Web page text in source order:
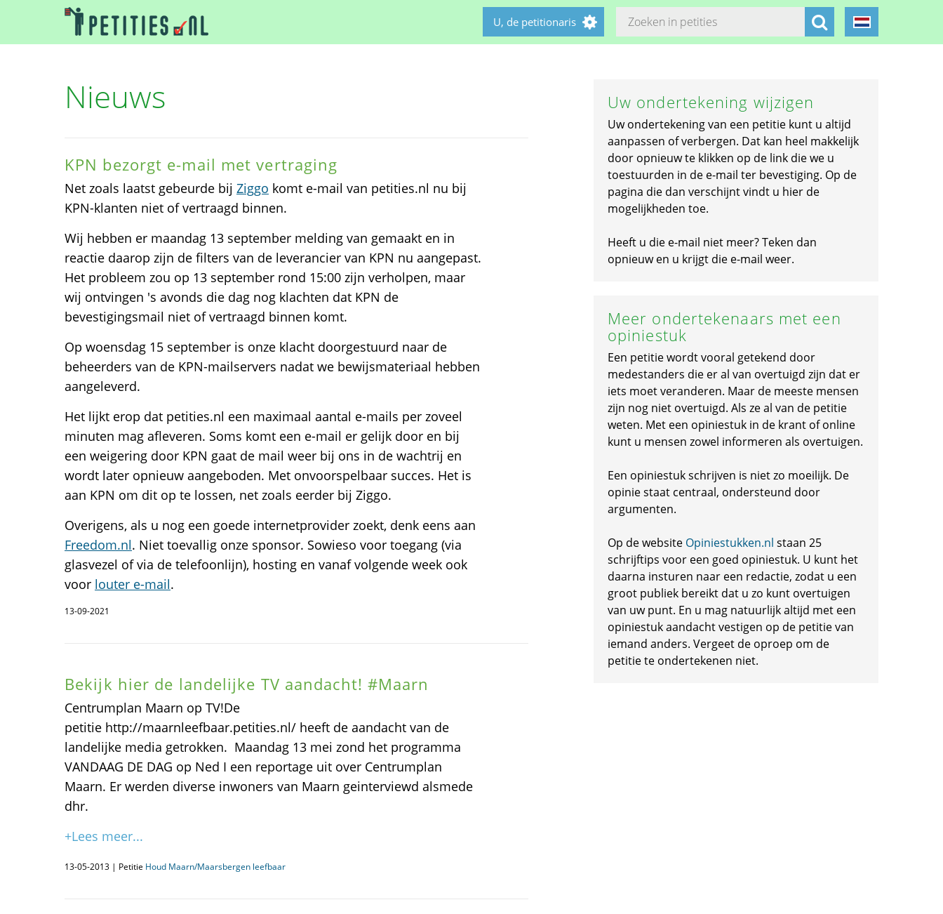
U, de petitionaris
Nieuws
KPN bezorgt e-mail met vertraging
Net zoals laatst gebeurde bij Ziggo komt e-mail van petities.nl nu bij
KPN-klanten niet of vertraagd binnen.
Wij hebben er maandag 13 september melding van gemaakt en in
reactie daarop zijn de filters van de leverancier van KPN nu aangepast.
Het probleem zou op 13 september rond 15:00 zijn verholpen, maar
wij ontvingen 's avonds die dag nog klachten dat KPN de
bevestigingsmail niet of vertraagd binnen komt.
Op woensdag 15 september is onze klacht doorgestuurd naar de
beheerders van de KPN-mailservers nadat we bewijsmateriaal hebben
aangeleverd.
Het lijkt erop dat petities.nl een maximaal aantal e-mails per zoveel
minuten mag afleveren. Soms komt een e-mail er gelijk door en bij
een weigering door KPN gaat de mail weer bij ons in de wachtrij en
wordt later opnieuw aangeboden. Met onvoorspelbaar succes. Het is
aan KPN om dit op te lossen, net zoals eerder bij Ziggo.
Overigens, als u nog een goede internetprovider zoekt, denk eens aan
Freedom.nl. Niet toevallig onze sponsor. Sowieso voor toegang (via
glasvezel of via de telefoonlijn), hosting en vanaf volgende week ook
voor louter e-mail.
13-09-2021
Bekijk hier de landelijke TV aandacht! #Maarn
Centrumplan Maarn op TV!De
petitie http://maarnleefbaar.petities.nl/ heeft de aandacht van de
landelijke media getrokken. Maandag 13 mei zond het programma
VANDAAG DE DAG op Ned I een reportage uit over Centrumplan
Maarn. Er werden diverse inwoners van Maarn geinterviewd alsmede
dhr.
+Lees meer...
13-05-2013 | Petitie Houd Maarn/Maarsbergen leefbaar
Uw ondertekening wijzigen
Uw ondertekening van een petitie kunt u altijd
aanpassen of verbergen. Dat kan heel makkelijk
door opnieuw te klikken op de link die we u
toestuurden in de e-mail ter bevestiging. Op de
pagina die dan verschijnt vindt u hier de
mogelijkheden toe.
Heeft u die e-mail niet meer? Teken dan
opnieuw en u krijgt die e-mail weer.
Meer ondertekenaars met een
opiniestuk
Een petitie wordt vooral getekend door
medestanders die er al van overtuigd zijn dat er
iets moet veranderen. Maar de meeste mensen
zijn nog niet overtuigd. Als ze al van de petitie
weten. Met een opiniestuk in de krant of online
kunt u mensen zowel informeren als overtuigen.
Een opiniestuk schrijven is niet zo moeilijk. De
opinie staat centraal, ondersteund door
argumenten.
Op de website Opiniestukken.nl staan 25
schrijftips voor een goed opiniestuk. U kunt het
daarna insturen naar een redactie, zodat u een
groot publiek bereikt dat u zo kunt overtuigen
van uw punt. En u mag natuurlijk altijd met een
opiniestuk aandacht vestigen op de petitie van
iemand anders. Vergeet de oproep om de
petitie te ondertekenen niet.